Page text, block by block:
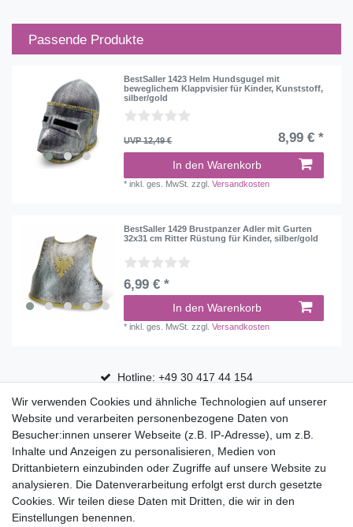
Passende Produkte
BestSaller 1423 Helm Hundsgugel mit
beweglichem Klappvisier für Kinder, Kunststoff,
silber/gold
UVP 12,49 € 8,99 € *
In den Warenkorb
*inkl. ges. MwSt. zzgl.Versandkosten
BestSaller 1429 Brustpanzer Adler mit Gurten
32x31 cm Ritter Rüstung für Kinder, silber/gold
6,99 € *
In den Warenkorb
*inkl. ges. MwSt. zzgl.Versandkosten
Hotline: +49 30 417 44 154
30 Tage Rückgaberecht
Versandfrei ab 75 € in Deutschland
Top Marken
Eduplay
Folia Bringmann
Wir verwenden Cookies und ähnliche Technologien auf unserer
Website und verarbeiten personenbezogene Daten von
Besucher:innen unserer Webseite (z.B. IP-Adresse), um z.B.
Inhalte und Anzeigen zu personalisieren, Medien von
Drittanbietern einzubinden oder Zugriffe auf unsere Website zu
analysieren. Die Datenverarbeitung erfolgt erst durch gesetzte
Cookies. Wir teilen diese Daten mit Dritten, die wir in den
Einstellungen benennen.